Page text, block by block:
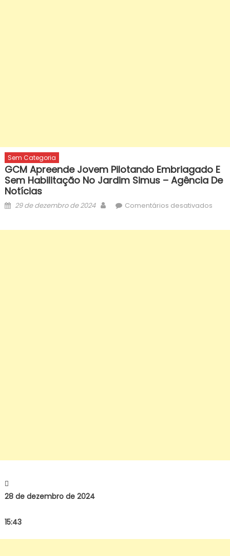
Sem Categoria
GCM Apreende Jovem Pilotando Embriagado E
Sem Habilitação No Jardim Simus – Agência De
Notícias
Posted
29 de dezembro de 2024 AuthorComentários desativadosem
28 de dezembro de 2024
15:43